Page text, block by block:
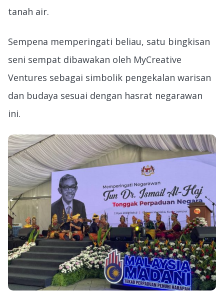
tanah air.
Sempena memperingati beliau, satu bingkisan
seni sempat dibawakan oleh MyCreative
Ventures sebagai simbolik pengekalan warisan
dan budaya sesuai dengan hasrat negarawan
ini.